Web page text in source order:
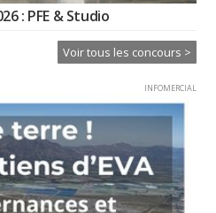
: PFE & Studio
Voir tous les concours >
INFOMERCIAL